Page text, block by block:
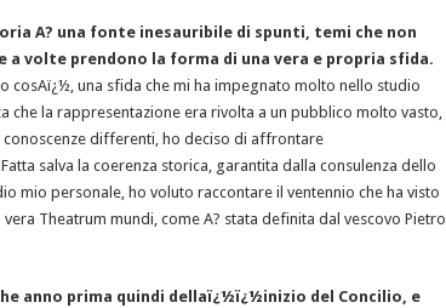
A? una fonte inesauribile di spunti, temi che non
a volte prendono la forma di una vera e propria sfida.
cosAï¿½, una sfida che mi ha impegnato molto nello studio
che la rappresentazione era rivolta a un pubblico molto vasto,
differenti, ho deciso di affrontare
salva la coerenza storica, garantita dalla consulenza dello
mio personale, ho voluto raccontare il ventennio che ha visto
Theatrum mundi, come A? stata definita dal vescovo Pietro
anno prima quindi dellaï¿½ï¿½inizio del Concilio, e